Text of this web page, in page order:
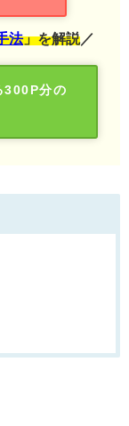
法」を解説 ／
300P分の